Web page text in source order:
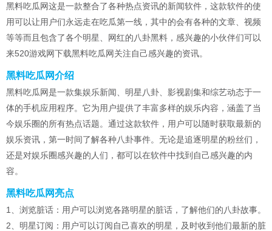
黑料吃瓜网这是一款整合了各种热点资讯的新闻软件，这款软件的使
用可以让用户们永远走在吃瓜第一线，其中的会有各种的文章、视频
等等而且包含了各个明星、网红的八卦黑料，感兴趣的小伙伴们可以
来520游戏网下载黑料吃瓜网关注自己感兴趣的资讯。
黑料吃瓜网介绍
黑料吃瓜网是一款集娱乐新闻、明星八卦、影视剧集和综艺动态于一
体的手机应用程序。它为用户提供了丰富多样的娱乐内容，涵盖了当
今娱乐圈的所有热点话题。通过这款软件，用户可以随时获取最新的
娱乐资讯，第一时间了解各种八卦事件。无论是追逐明星的粉丝们，
还是对娱乐圈感兴趣的人们，都可以在软件中找到自己感兴趣的内
容。
黑料吃瓜网亮点
1、浏览脏话：用户可以浏览各路明星的脏话，了解他们的八卦故事。
2、明星订阅：用户可以订阅自己喜欢的明星，及时收到他们最新的脏